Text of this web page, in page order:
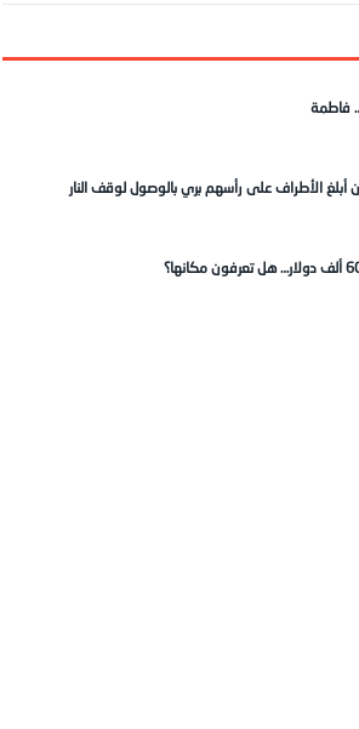
فاطمة
أبلغ الأطراف على رأسهم بري بالوصول لوقف النار